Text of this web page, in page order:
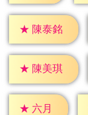
★ 陳泰銘
★ 陳美琪
★ 六月